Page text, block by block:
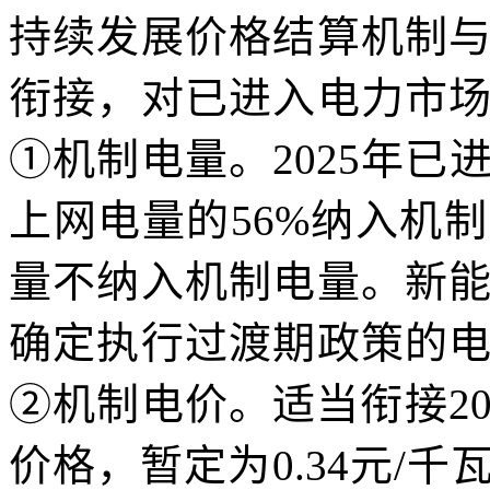
持续发展价格结算机制
衔接，对已进入电力市
①机制电量。2025年已
上网电量的56%纳入机
量不纳入机制电量。新
确定执行过渡期政策的
②机制电价。适当衔接
价格，暂定为0.34元/千